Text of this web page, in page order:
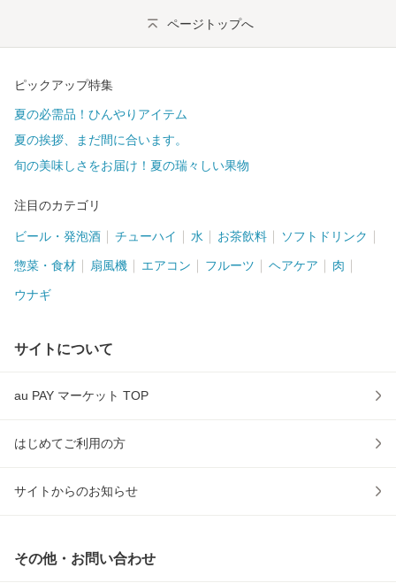
ページトップへ
ピックアップ特集
夏の必需品！ひんやりアイテム
夏の挨拶、まだ間に合います。
旬の美味しさをお届け！夏の瑞々しい果物
注目のカテゴリ
ビール・発泡酒 チューハイ 水 お茶飲料 ソフトドリンク
惣菜・食材 扇風機 エアコン フルーツ ヘアケア 肉
ウナギ
サイトについて
au PAY マーケット TOP
はじめてご利用の方
サイトからのお知らせ
その他・お問い合わせ